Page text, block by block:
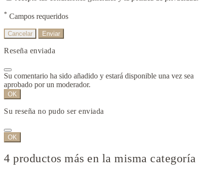
* Campos requeridos
Cancelar Enviar
Reseña enviada
Su comentario ha sido añadido y estará disponible una vez sea
aprobado por un moderador.
OK
Su reseña no pudo ser enviada
OK
4 productos más en la misma categoría